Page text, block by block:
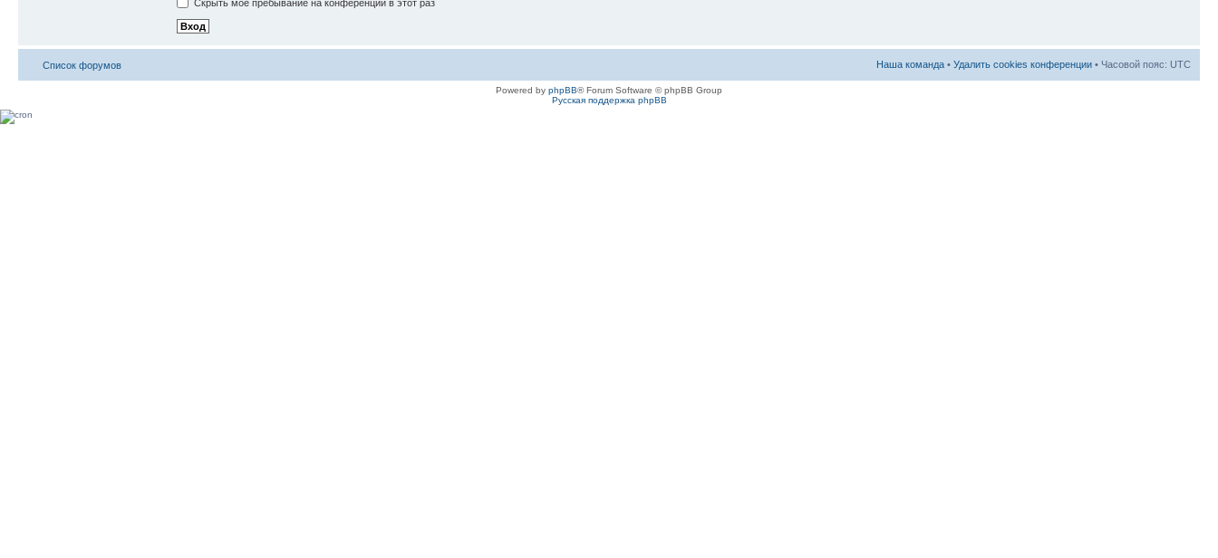
Скрыть моё пребывание на конференции в этот раз
Список форумов Наша команда • Удалить cookies конференции • Часовой пояс: UTC
Powered by phpBB® Forum Software © phpBB Group
Русская поддержка phpBB